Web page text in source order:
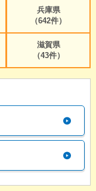
兵庫県
（642件）
滋賀県
（43件）